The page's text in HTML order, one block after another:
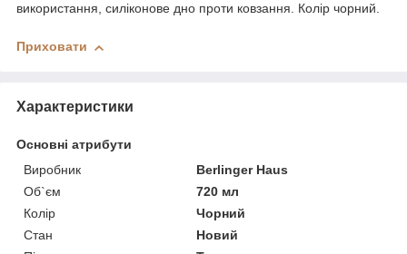
використання, силіконове дно проти ковзання. Колір чорний.
Приховати
Характеристики
Основні атрибути
Виробник
Berlinger Haus
Об`єм
720 мл
Колір
Чорний
Стан
Новий